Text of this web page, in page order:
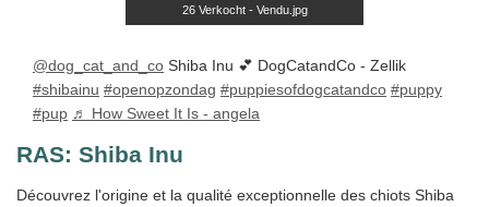
26 Verkocht - Vendu.jpg
@dog_cat_and_co Shiba Inu 💕 DogCatandCo - Zellik
#shibainu #openopzondag #puppiesofdogcatandco #puppy
#pup ♬ How Sweet It Is - angela
RAS: Shiba Inu
Découvrez l'origine et la qualité exceptionnelle des chiots Shiba